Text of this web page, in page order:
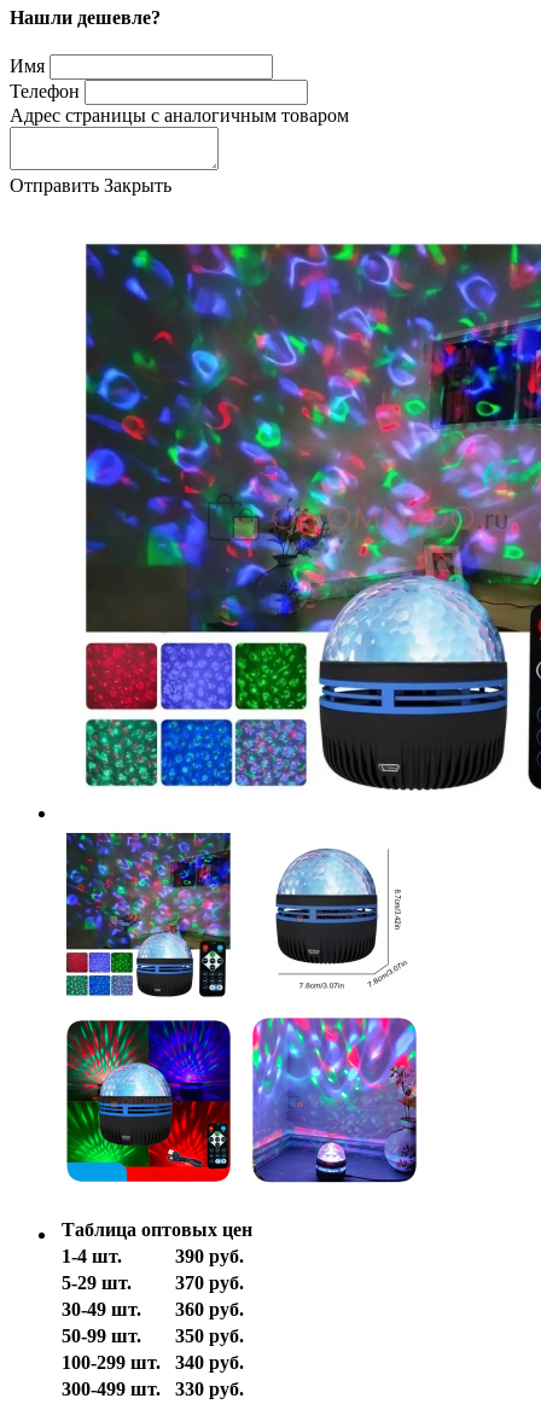
Нашли дешевле?
Имя
Телефон
Адрес страницы с аналогичным товаром
Отправить Закрыть
Таблица оптовых цен
1-4 шт.
390 руб.
5-29 шт.
370 руб.
30-49 шт.
360 руб.
50-99 шт.
350 руб.
100-299 шт.
340 руб.
300-499 шт.
330 руб.